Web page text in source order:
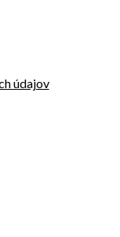
údajov